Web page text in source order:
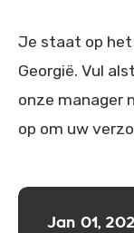
Je staat op het
Georgië. Vul
onze manager
op om uw
Jan 01,